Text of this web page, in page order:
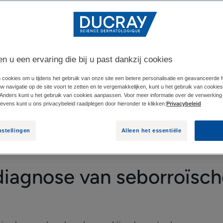
DERMATITIS OP DE HOOFDHUID
de meest voorkomende vorm van de aandoening. In
aangetast. Hoe kunt u het herkennen en
tussen seborroïsche dermatitis op de hoofdhuid en
van
u een ervaring die bij u past dankzij cookies
cookies om u tijdens het gebruik van onze site een betere personalisatie en geavanceerde
navigatie op de site voort te zetten en te vergemakkelijken, kunt u het gebruik van
kunt u het gebruik van cookies aanpassen. Voor meer informatie over de
kunt u ons privacybeleid raadplegen door hieronder te klikken:Privacybeleid
Alleen het essentiële